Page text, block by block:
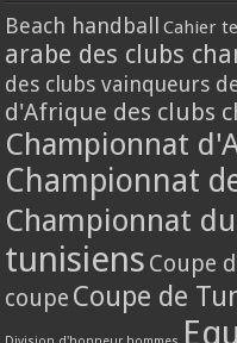
Beach handball Cahier
arabe des clubs
des clubs vainqueurs
d'Afrique des clubs
Championnat
Championnat
Championnat
tunisiens Coupe
coupe Coupe de